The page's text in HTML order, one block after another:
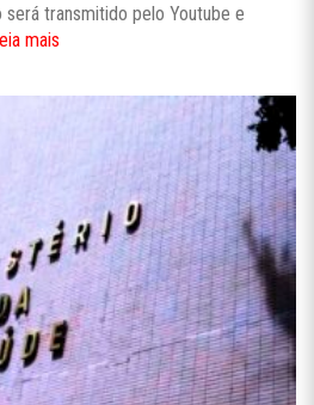
será transmitido pelo Youtube e
mais